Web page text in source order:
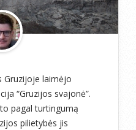
Gruzijoje laimėjo
“Gruzijos svajonė”.
pagal turtingumą
pilietybės jis